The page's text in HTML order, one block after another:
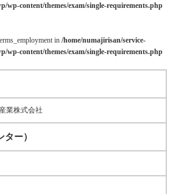
wp-content/themes/exam/single-requirements.php
in /home/numajirisan/service-
wp-content/themes/exam/single-requirements.php
業株式会社
ー）